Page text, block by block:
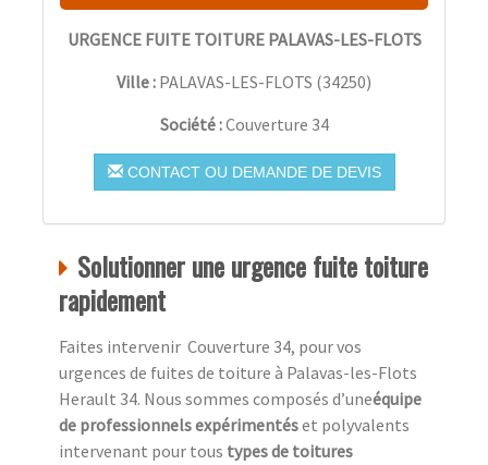
URGENCE FUITE TOITURE PALAVAS-LES-FLOTS
Ville : PALAVAS-LES-FLOTS (34250)
Société :Couverture 34
CONTACT OU DEMANDE DE DEVIS
Solutionner une urgence fuite toiture
rapidement
Faites intervenir Couverture 34, pour vos
urgences de fuites de toiture à Palavas-les-Flots
Herault 34. Nous sommes composés d’uneéquipe
de professionnels expérimentéset polyvalents
intervenant pour tous types de toitures